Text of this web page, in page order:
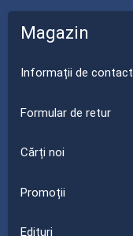
Magazin
Informații de contact
Formular de retur
Cărți noi
Promoții
Edituri